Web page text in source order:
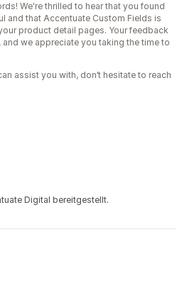
We're thrilled to hear that you found
and that Accentuate Custom Fields is
product detail pages. Your feedback
we appreciate you taking the time to
assist you with, don’t hesitate to reach
Digital bereitgestellt.